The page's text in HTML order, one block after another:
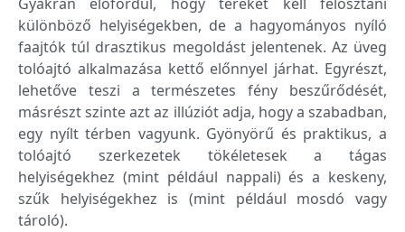
különböző helyiségekben, de a hagyományos nyíló
faajtók túl drasztikus megoldást jelentenek. Az üveg
tolóajtó alkalmazása kettő előnnyel járhat. Egyrészt,
lehetőve teszi a természetes fény beszűrődését,
másrészt szinte azt az illúziót adja, hogy a szabadban,
egy nyílt térben vagyunk. Gyönyörű és praktikus, a
tolóajtó szerkezetek tökéletesek a tágas
helyiségekhez (mint például nappali) és a keskeny,
szűk helyiségekhez is (mint például mosdó vagy
tároló).